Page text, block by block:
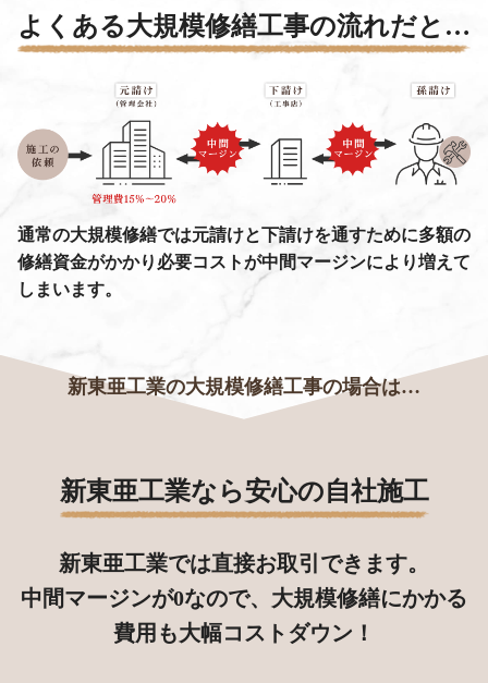
よくある大規模修繕工事の流れだと…
通常の大規模修繕では元請けと下請けを通すために多額の
修繕資金がかかり必要コストが中間マージンにより増えて
しまいます。
新東亜工業の大規模修繕工事の場合は…
新東亜工業なら安心の自社施工
新東亜工業では直接お取引できます。
中間マージンが0なので、大規模修繕にかかる
費用も大幅コストダウン！